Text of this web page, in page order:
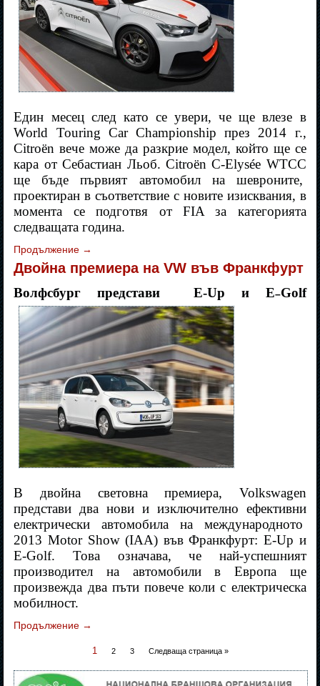
Един месец след като се увери, че ще влезе в
World Touring Car Championship през 2014 г.,
Citroën вече може да разкрие модел, който ще се
кара от Себастиан Льоб. Citroën C-Elysée WTCC
ще бъде първият автомобил на шевроните,
проектиран в съответствие с новите изисквания, в
момента се подготвя от FIA за категорията
следващата година.
Продължение →
Двойна премиера на VW във Франкфурт
Волфсбург представи E-Up и Е–Golf
В двойна световна премиера, Volkswagen
представи два нови и изключително ефективни
електрически автомобила на международното
2013 Motor Show (IAA) във Франкфурт: E-Up и
Е-Golf. Това означава, че най-успешният
производител на автомобили в Европа ще
произвежда два пъти повече коли с електрическа
мобилност.
Продължение →
1 2 3 Следваща страница »